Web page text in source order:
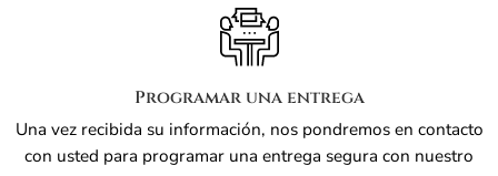
Programar una entrega
Una vez recibida su información, nos pondremos en contacto
con usted para programar una entrega segura con nuestro